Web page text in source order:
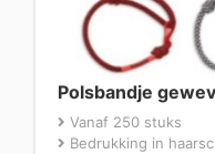
Polsbandje
Vanaf 250 stuks
Bedrukking in